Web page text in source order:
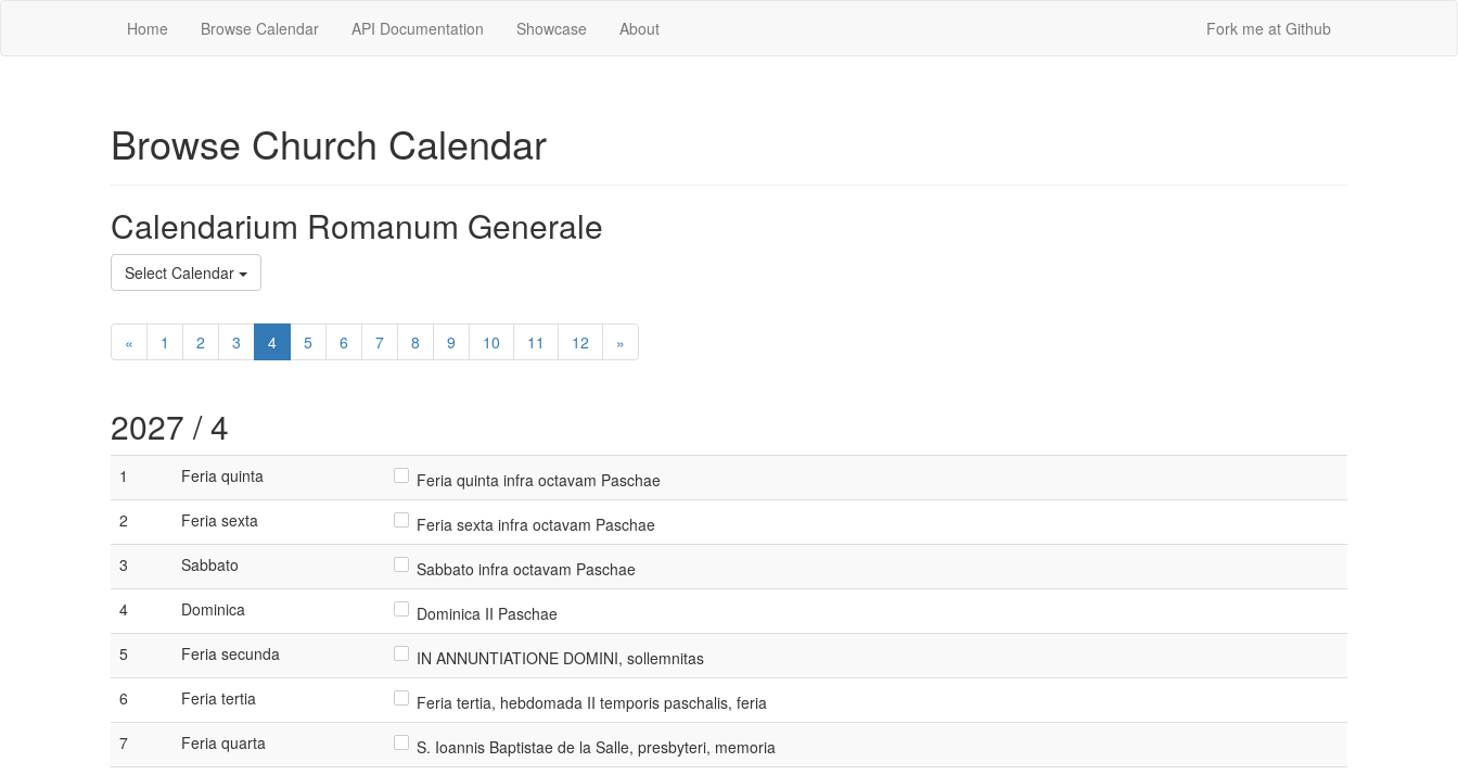
Home Browse Calendar API Documentation Showcase About Fork me at Github
Browse Church Calendar
Calendarium Romanum Generale
Select Calendar
« 1 2 3 4 5 6 7 8 9 10 11 12 »
2027 / 4
1 Feria quinta
Feria quinta infra octavam Paschae
2
Feria sexta
Feria sexta infra octavam Paschae
3
Sabbato
Sabbato infra octavam Paschae
4
Dominica
Dominica II Paschae
5
Feria secunda
IN ANNUNTIATIONE DOMINI, sollemnitas
6
Feria tertia
Feria tertia, hebdomada II temporis paschalis, feria
7
Feria quarta
S. Ioannis Baptistae de la Salle, presbyteri, memoria